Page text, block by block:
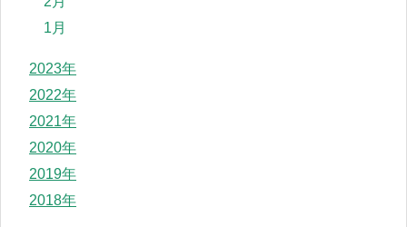
1月
2023年
2022年
2021年
2020年
2019年
2018年